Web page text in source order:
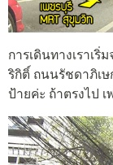
การเดินทางเราเ
ริกิติ์ ถนนรัชดาภิเษ
ป้ายค่ะ ถ้าตรงไป